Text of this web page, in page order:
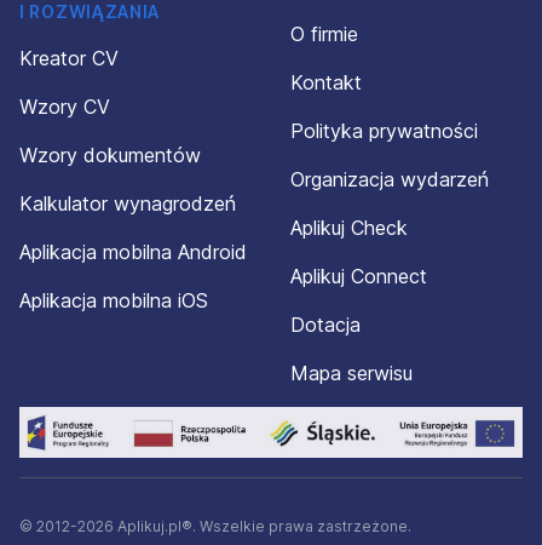
I ROZWIĄZANIA
Kreator CV
Wzory CV
Wzory dokumentów
Kalkulator wynagrodzeń
Aplikacja mobilna Android
Aplikacja mobilna iOS
O firmie
Kontakt
Polityka prywatności
Organizacja wydarzeń
Aplikuj Check
Aplikuj Connect
Dotacja
Mapa serwisu
© 2012-2026 Aplikuj.pl®. Wszelkie prawa zastrzeżone.